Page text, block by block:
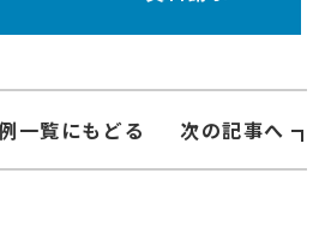
一覧にもどる 次の記事へ